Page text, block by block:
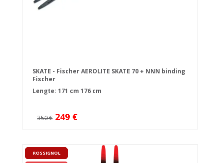
SKATE - Fischer AEROLITE SKATE 70 + NNN binding
Fischer
Lengte: 171 cm 176 cm
350 € 249 €
ROSSIGNOL